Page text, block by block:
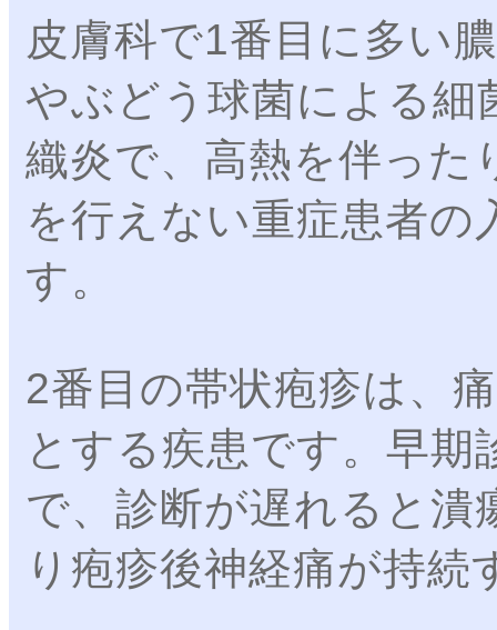
皮膚科で1番目に多い
やぶどう球菌による細
織炎で、高熱を伴った
を行えない重症患者
す。
2番目の帯状疱疹は、
とする疾患です。早期
で、診断が遅れると潰
り疱疹後神経痛が持